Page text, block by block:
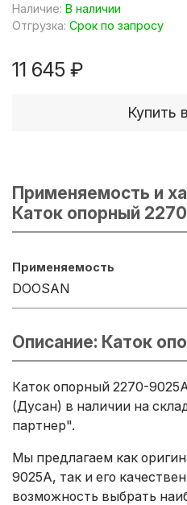
Наличие: В наличии
Отгрузка: Срок по запросу
11 645 ₽
Купить
Применяемость и
Каток опорный
Применяемость
DOOSAN
Описание: Каток
Каток опорный 2270-
(Дусан) в наличии на
партнер".
Мы предлагаем как
9025A, так и его
возможность выбрать